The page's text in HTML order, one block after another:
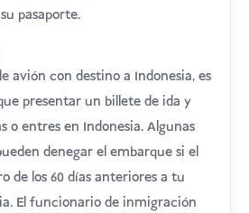
pasaporte.
avión con destino a Indonesia, es
presentar un billete de ida y
o entres en Indonesia. Algunas
denegar el embarque si el
de los 60 días anteriores a tu
El funcionario de inmigración